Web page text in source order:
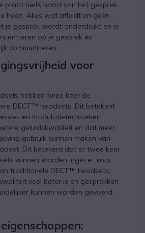
praat niets hoort van het gesprek
heen. Alles wat afleidt en geen
je gesprek wordt onderdrukt en je
op je gesprek en
communiceren.
voor
hebben twee keer de
DECT™ headsets. Dit betekent
en modulatietechnieken
geluidskwaliteit en dat meer
gebruik kunnen maken van
Dit betekent dat er twee keer
kunnen worden ingezet voor
traditionele DECT™ headsets,
veel beter is en gesprekken
kunnen worden gevoerd.